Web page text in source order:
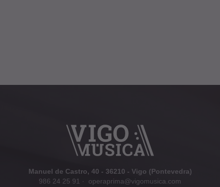
Manuel de Castro, 40 - 36210 - Vigo (Pontevedra)
986 24 25 91 · operaprima@vigomusica.com